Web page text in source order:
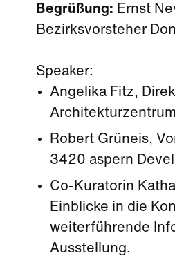
Begrüßung: Ernst
Bezirksvorsteher
Speaker:
Angelika Fitz,
Robert Grüneis,
3420 aspern
Co-Kuratorin
Einblicke in die
weiterführende
Ausstellung.